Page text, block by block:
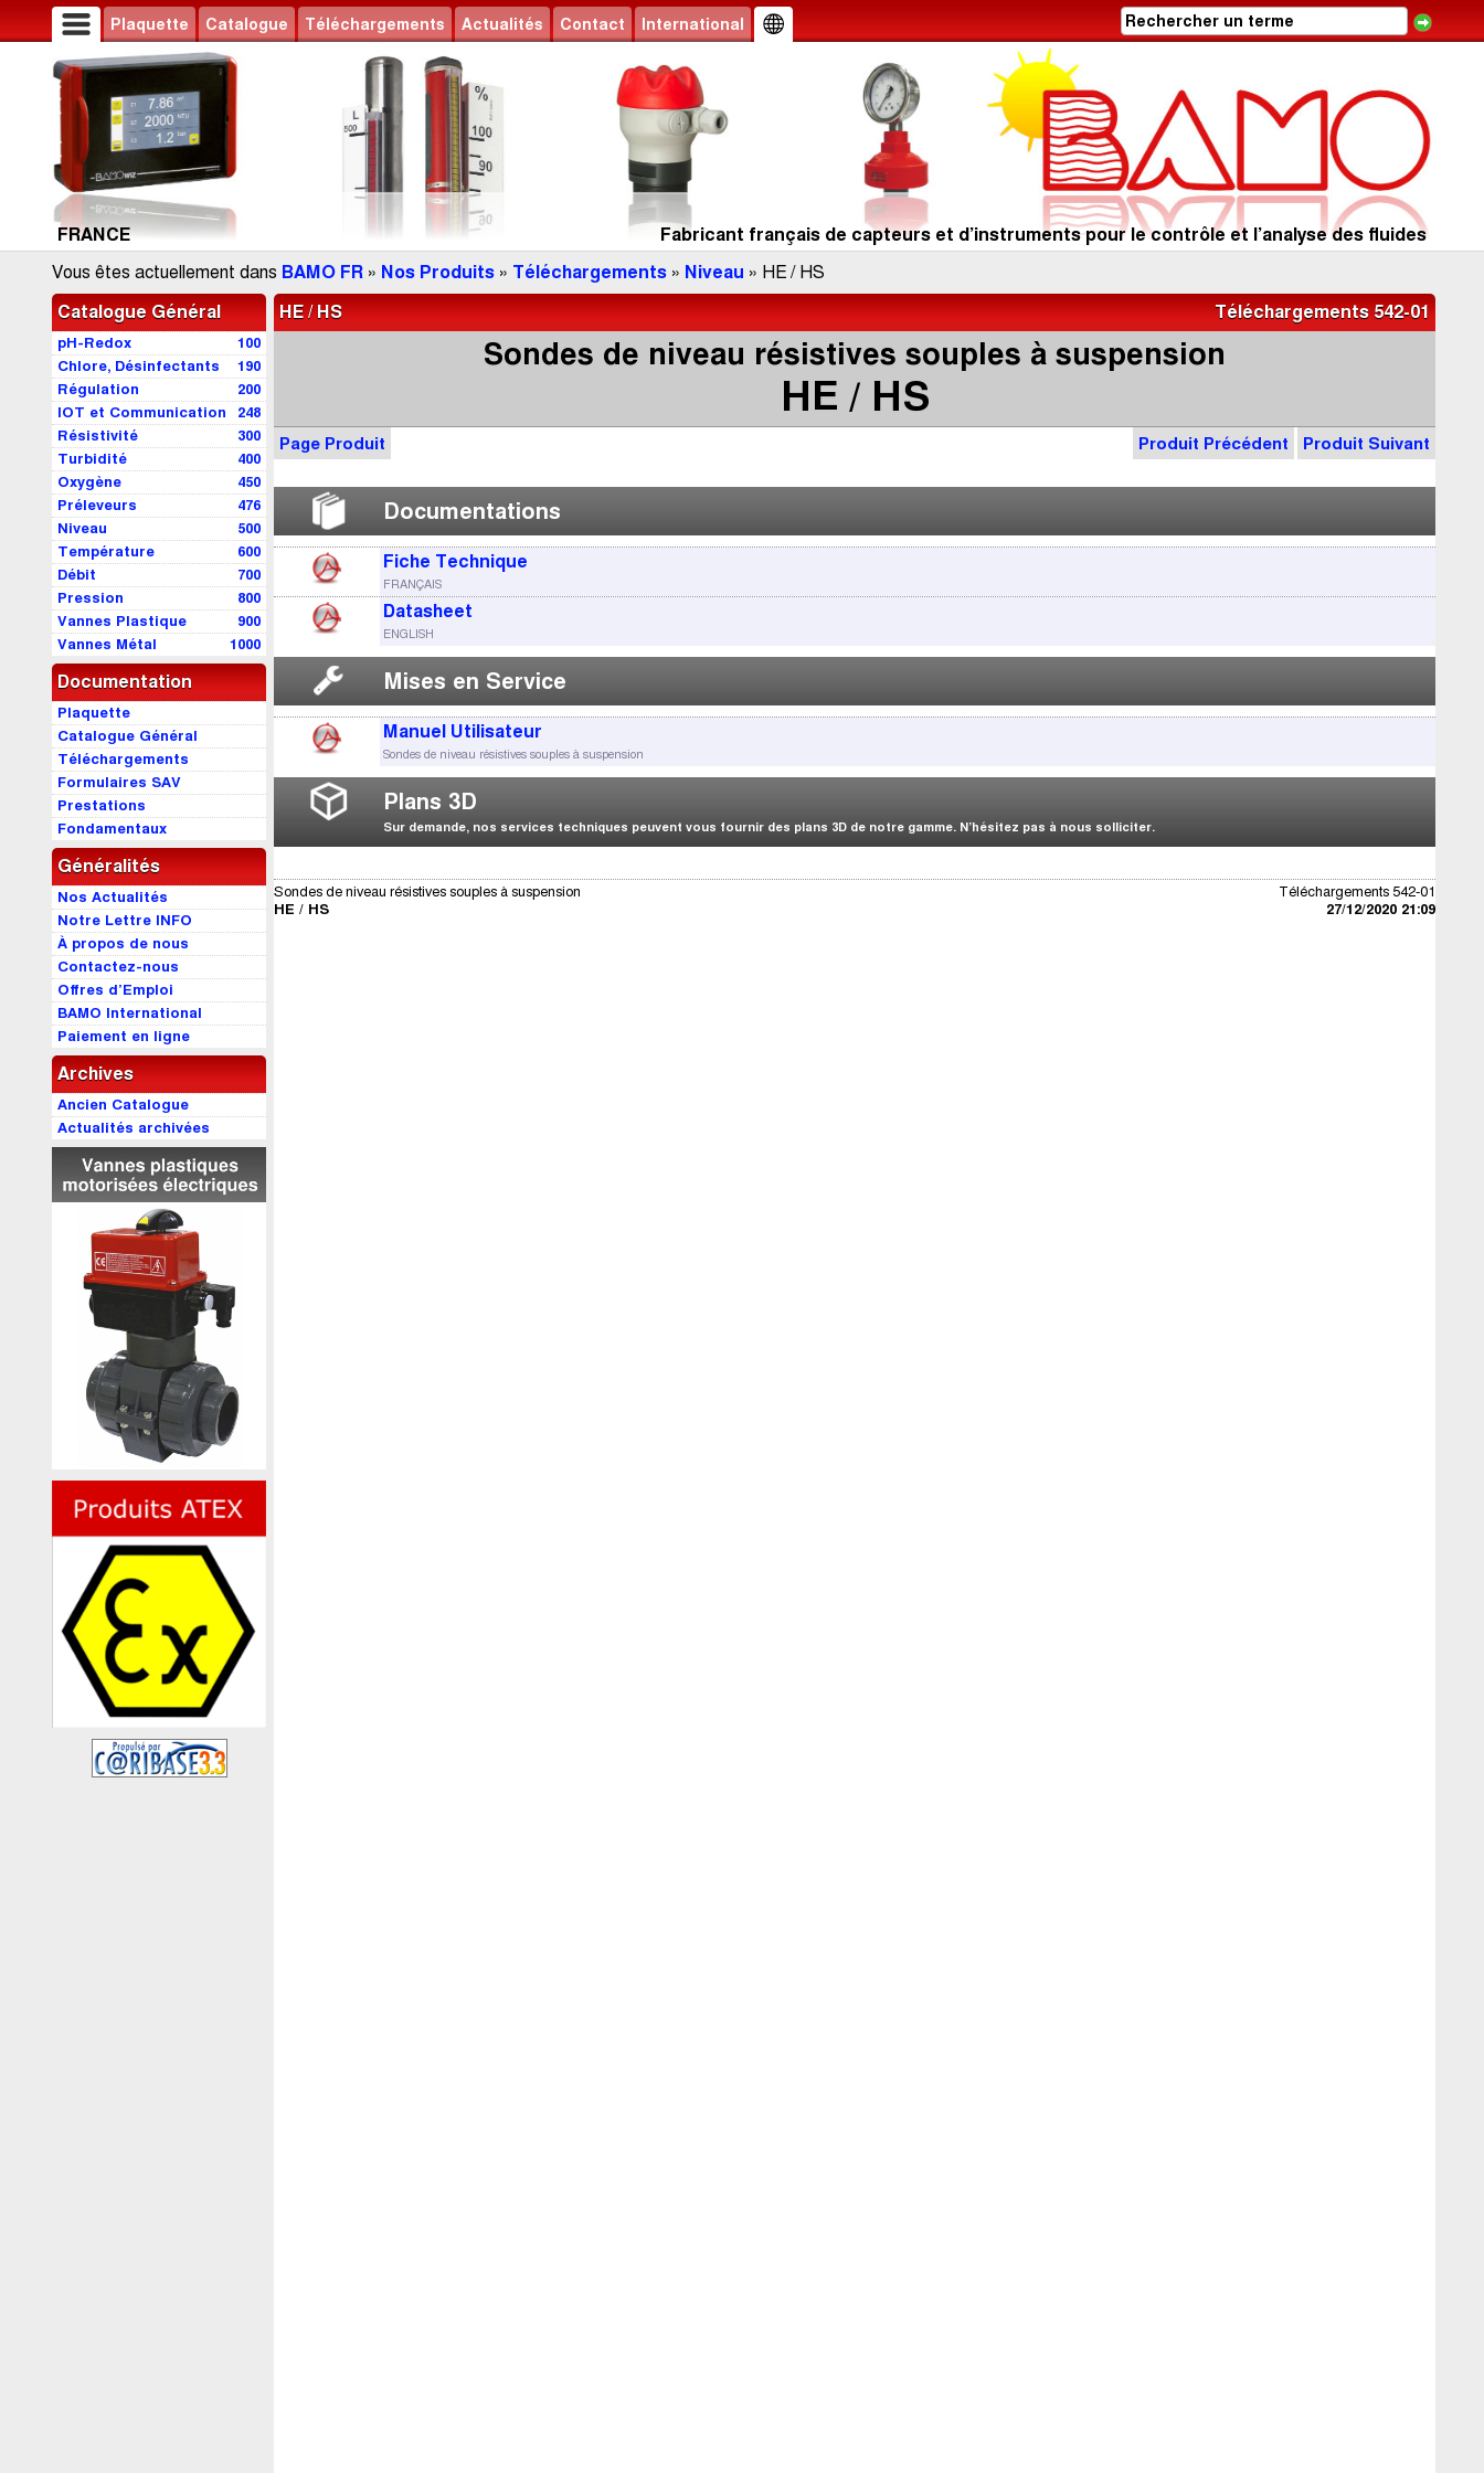
Plaquette Catalogue Téléchargements Actualités Contact International
FRANCE
Fabricant français de capteurs et d’instruments pour le contrôle et l’analyse des fluides
Vous êtes actuellement dans BAMO FR » Nos Produits » Téléchargements » Niveau » HE / HS
Catalogue Général
100
pH-Redox
190
Chlore, Désinfectants
200
Régulation
248
IOT et Communication
300
Résistivité
400
Turbidité
450
Oxygène
476
Préleveurs
500
Niveau
600
Température
700
Débit
800
Pression
900
Vannes Plastique
1000
Vannes Métal
Documentation
Plaquette
Catalogue Général
Téléchargements
Formulaires SAV
Prestations
Fondamentaux
Généralités
Nos Actualités
Notre Lettre INFO
À propos de nous
Contactez-nous
Offres d’Emploi
BAMO International
Paiement en ligne
Archives
Ancien Catalogue
Actualités archivées
Téléchargements 542-01
HE / HS
Sondes de niveau résistives souples à suspension
HE / HS
Produit Précédent Produit Suivant
Page Produit
Documentations
Fiche Technique
FRANÇAIS
Datasheet
ENGLISH
Mises en Service
Manuel Utilisateur
Sondes de niveau résistives souples à suspension
Plans 3D
Sur demande, nos services techniques peuvent vous fournir des plans 3D de notre gamme. N’hésitez pas à nous solliciter.
Téléchargements 542-01
27/12/2020 21:09
Sondes de niveau résistives souples à suspension
HE / HS